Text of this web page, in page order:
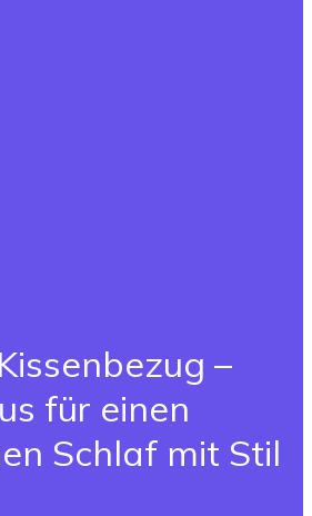
–
für einen
Schlaf mit Stil